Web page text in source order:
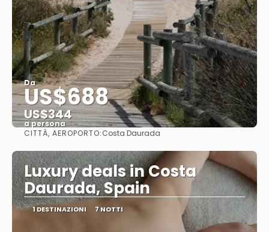
Da
US$688
US$344
a persona
Vedere
CITTÀ, AEROPORTO:Costa Daurada
Luxury deals in Costa
Daurada, Spain
1 DESTINAZIONI 7 NOTTI